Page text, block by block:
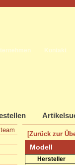
Kontakt
[Zurück zur
Modell
Hersteller